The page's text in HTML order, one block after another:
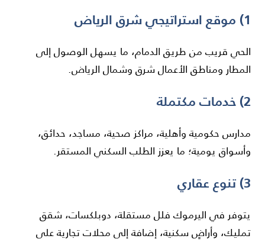
1) موقع استراتيجي شرق الرياض
الحي قريب من طريق الدمام، ما يسهل الوصول إلى
المطار ومناطق الأعمال شرق وشمال الرياض.
2) خدمات مكتملة
مدارس حكومية وأهلية، مراكز صحية، مساجد، حدائق،
وأسواق يومية؛ ما يعزز الطلب السكني المستقر.
3) تنوع عقاري
يتوفر في اليرموك فلل مستقلة، دوبلكسات، شقق
تمليك، وأراضٍ سكنية، إضافة إلى محلات تجارية على